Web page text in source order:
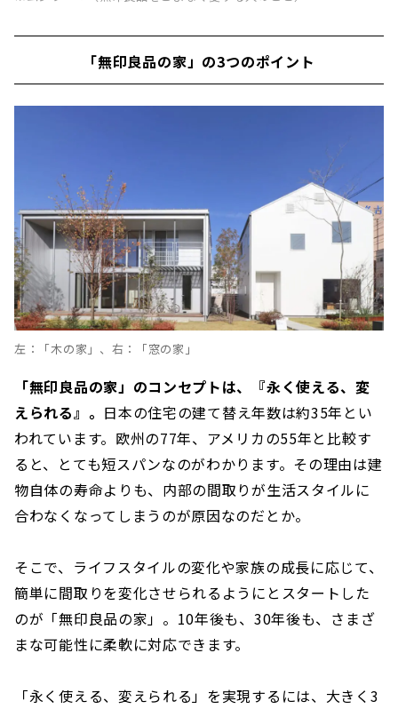
「無印良品の家」の3つのポイント
左：「木の家」、右：「窓の家」
「無印良品の家」のコンセプトは、『永く使える、変
えられる』。 日本の住宅の建て替え年数は約35年とい
われています。欧州の77年、アメリカの55年と比較す
ると、とても短スパンなのがわかります。その理由は建
物自体の寿命よりも、内部の間取りが生活スタイルに
合わなくなってしまうのが原因なのだとか。
そこで、ライフスタイルの変化や家族の成長に応じて、
簡単に間取りを変化させられるようにとスタートした
のが「無印良品の家」。10年後も、30年後も、さまざ
まな可能性に柔軟に対応できます。
「永く使える、変えられる」を実現するには、大きく3